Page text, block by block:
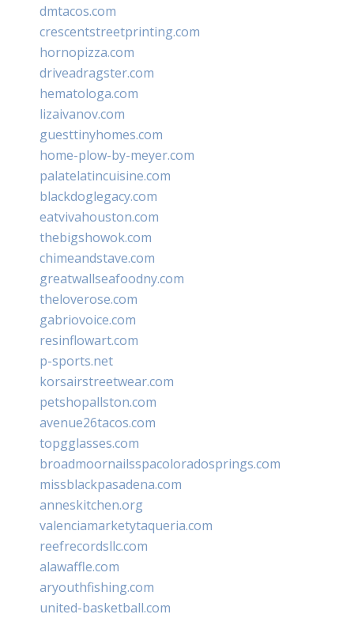
dmtacos.com
crescentstreetprinting.com
hornopizza.com
driveadragster.com
hematologa.com
lizaivanov.com
guesttinyhomes.com
home-plow-by-meyer.com
palatelatincuisine.com
blackdoglegacy.com
eatvivahouston.com
thebigshowok.com
chimeandstave.com
greatwallseafoodny.com
theloverose.com
gabriovoice.com
resinflowart.com
p-sports.net
korsairstreetwear.com
petshopallston.com
avenue26tacos.com
topgglasses.com
broadmoornailsspacoloradosprings.com
missblackpasadena.com
anneskitchen.org
valenciamarketytaqueria.com
reefrecordsllc.com
alawaffle.com
aryouthfishing.com
united-basketball.com